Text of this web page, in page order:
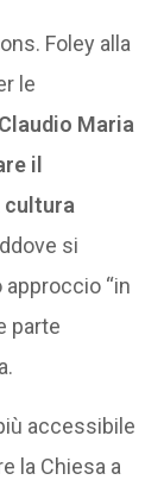
Foley alla
le
Claudio Maria
il
cultura
si
approccio “in
parte
accessibile
la Chiesa a